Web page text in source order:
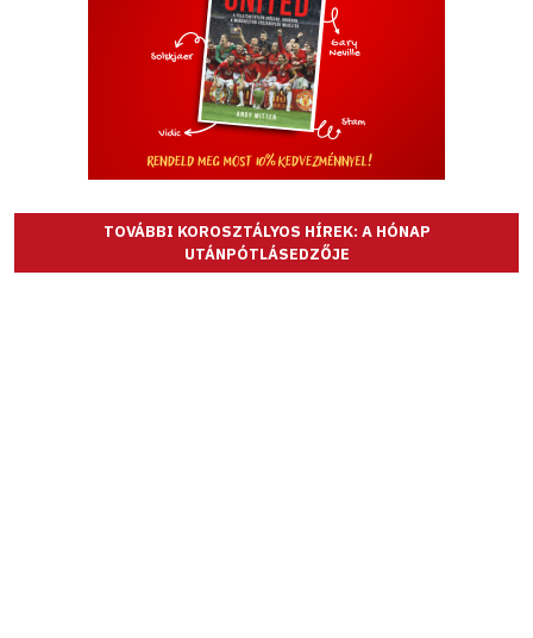
TOVÁBBI KOROSZTÁLYOS HÍREK: A HÓNAP
UTÁNPÓTLÁSEDZŐJE